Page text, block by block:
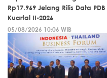
Rp17.969 Jelang Rilis Data PDB
Kuartal II-2026
05/08/2026 10:06 WIB